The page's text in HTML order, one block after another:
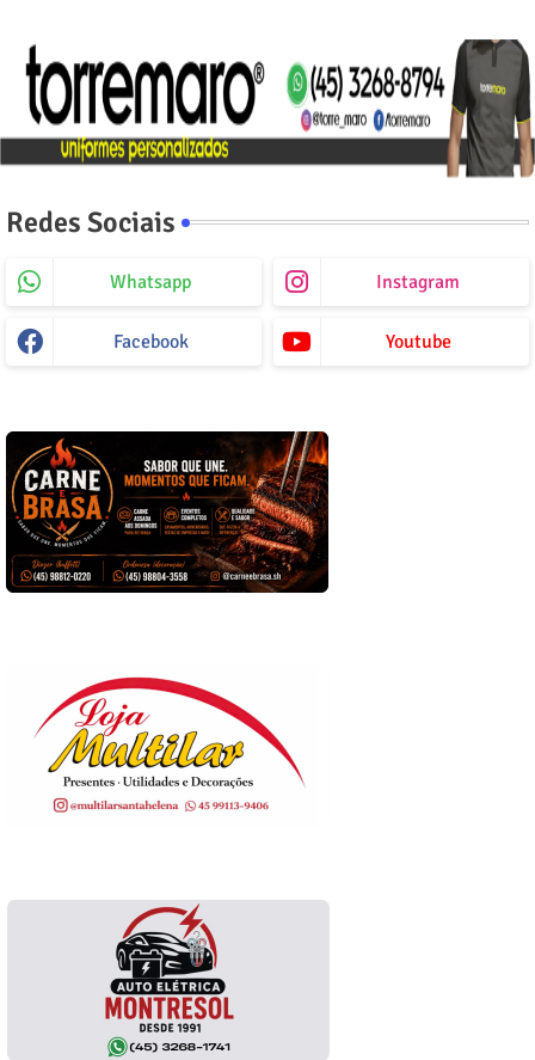
Redes Sociais
Whatsapp Instagram
Facebook Youtube